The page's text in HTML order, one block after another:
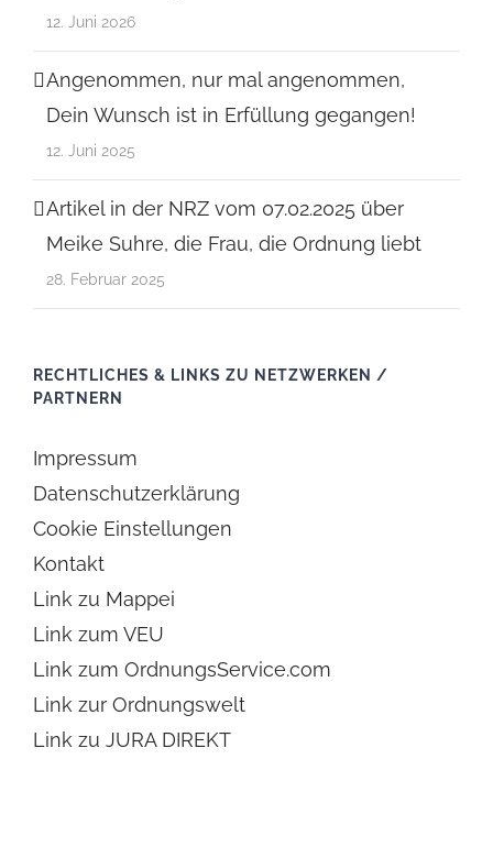
12. Juni 2026
Angenommen, nur mal angenommen,
Dein Wunsch ist in Erfüllung gegangen!
12. Juni 2025
Artikel in der NRZ vom 07.02.2025 über
Meike Suhre, die Frau, die Ordnung liebt
28. Februar 2025
RECHTLICHES & LINKS ZU NETZWERKEN /
PARTNERN
Impressum
Datenschutzerklärung
Cookie Einstellungen
Kontakt
Link zu Mappei
Link zum VEU
Link zum OrdnungsService.com
Link zur Ordnungswelt
Link zu JURA DIREKT